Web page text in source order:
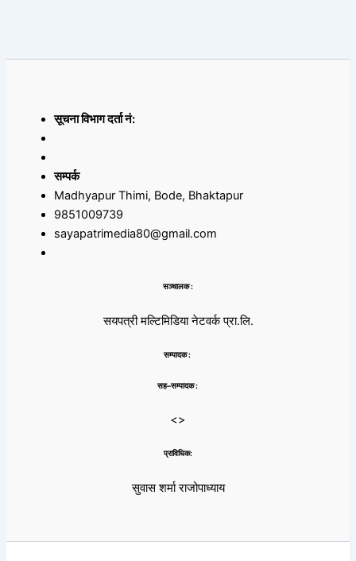
सूचना विभाग दर्ता नं:
सम्पर्क
Madhyapur Thimi, Bode, Bhaktapur
9851009739
sayapatrimedia80@gmail.com
सञ्चालक :
सयपत्री मल्टिमिडिया नेटवर्क प्रा.लि.
सम्पादक :
सह–सम्पादक :
<>
प्राविधिक:
सुवास शर्मा राजोपाध्याय